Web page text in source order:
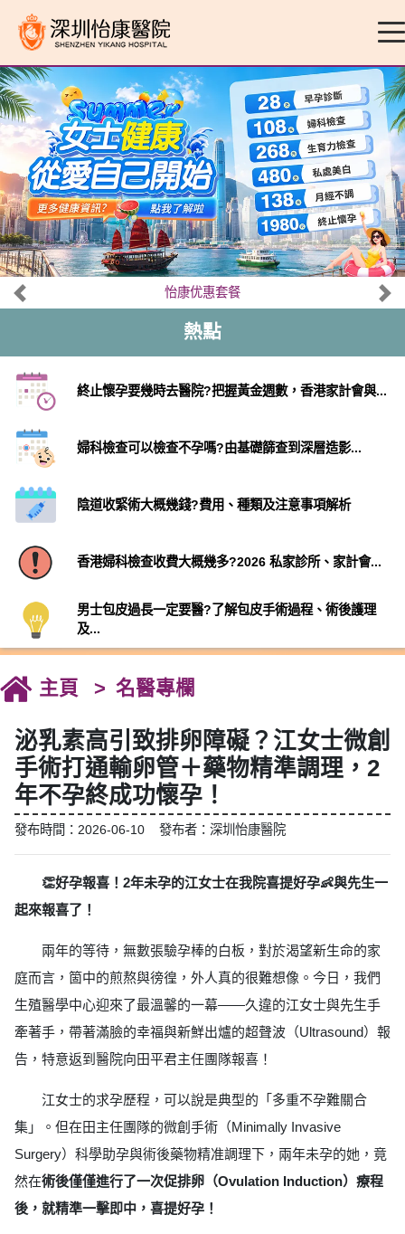
怡康优惠套餐
熱點
終止懷孕要幾時去醫院?把握黃金週數，香港家計會與...
婦科檢查可以檢查不孕嗎?由基礎篩查到深層造影...
陰道收緊術大概幾錢?費用、種類及注意事項解析
香港婦科檢查收費大概幾多?2026 私家診所、家計會...
男士包皮過長一定要醫?了解包皮手術過程、術後護理
及...
主頁 名醫專欄
泌乳素高引致排卵障礙？江女士微創
手術打通輸卵管＋藥物精準調理，2
年不孕終成功懷孕！
發布時間：2026-06-10 發布者：深圳怡康醫院
👏好孕報喜！2年未孕的江女士在我院喜提好孕👶與先生一
起來報喜了！
兩年的等待，無數張驗孕棒的白板，對於渴望新生命的家
庭而言，箇中的煎熬與徬徨，外人真的很難想像。今日，我們
生殖醫學中心迎來了最溫馨的一幕——久違的江女士與先生手
牽著手，帶著滿臉的幸福與新鮮出爐的超聲波（Ultrasound）報
告，特意返到醫院向田平君主任團隊報喜！
江女士的求孕歷程，可以說是典型的「多重不孕難關合
集」。但在田主任團隊的微創手術（Minimally Invasive
Surgery）科學助孕與術後藥物精准調理下，兩年未孕的她，竟
然在術後僅僅進行了一次促排卵（Ovulation Induction）療程
後，就精準一擊即中，喜提好孕！